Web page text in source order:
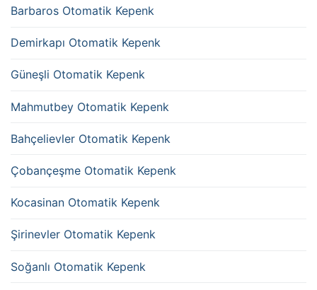
Barbaros Otomatik Kepenk
Demirkapı Otomatik Kepenk
Güneşli Otomatik Kepenk
Mahmutbey Otomatik Kepenk
Bahçelievler Otomatik Kepenk
Çobançeşme Otomatik Kepenk
Kocasinan Otomatik Kepenk
Şirinevler Otomatik Kepenk
Soğanlı Otomatik Kepenk